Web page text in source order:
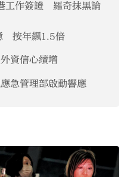
工作簽證 羅奇抹黑論
按年飆1.5倍
資信心續增
急管理部啟動響應